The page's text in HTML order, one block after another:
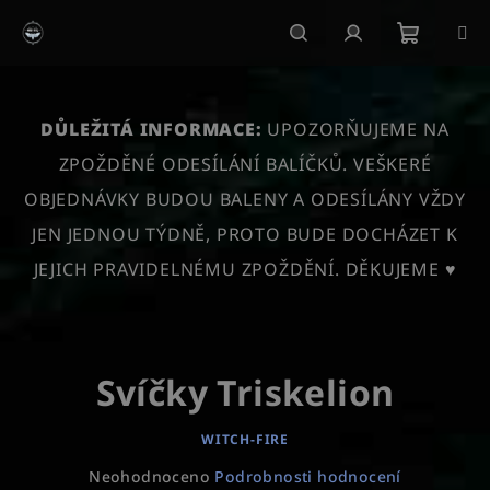
košík
DŮLEŽITÁ INFORMACE: UPOZORŇUJEME NA
ZPOŽDĚNÉ ODESÍLÁNÍ BALÍČKŮ. VEŠKERÉ
OBJEDNÁVKY BUDOU BALENY A ODESÍLÁNY VŽDY
JEN JEDNOU TÝDNĚ, PROTO BUDE DOCHÁZET K
JEJICH PRAVIDELNÉMU ZPOŽDĚNÍ. DĚKUJEME ♥
Svíčky Triskelion
WITCH-FIRE
Průměrné
Neohodnoceno Podrobnosti hodnocení